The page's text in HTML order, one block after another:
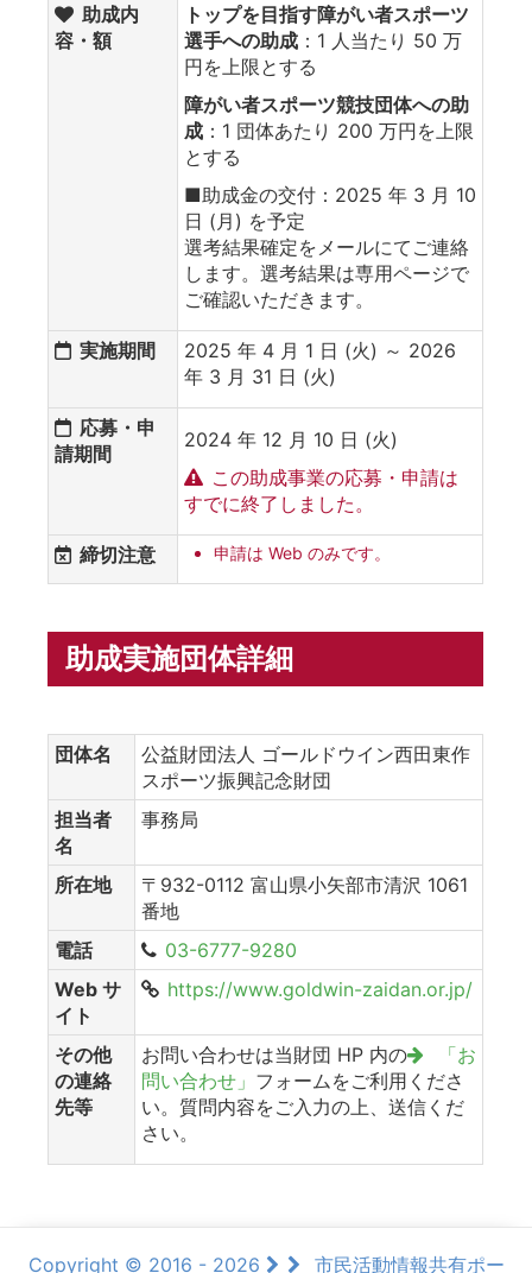
助成内
容・額
トップを目指す障がい者スポーツ
選手への助成 ：1 人当たり 50 万
円を上限とする
障がい者スポーツ競技団体への助
成 ：1 団体あたり 200 万円を上限
とする
■助成金の交付：2025 年 3 月 10
日 (月) を予定
選考結果確定をメールにてご連絡
します。選考結果は専用ページで
ご確認いただきます。
実施期間
2025 年 4 月 1 日 (火) ～ 2026
年 3 月 31 日 (火)
応募・申
請期間
2024 年 12 月 10 日 (火)
この助成事業の応募・申請は
すでに終了しました。
締切注意 申請は Web のみです。
助成実施団体詳細
団体名
公益財団法人 ゴールドウイン西田東作
スポーツ振興記念財団
担当者
名
事務局
所在地
〒932-0112 富山県小矢部市清沢 1061
番地
電話
03-6777-9280
Web サ
イト
https://www.goldwin-zaidan.or.jp/
その他
の連絡
先等
お問い合わせは当財団 HP 内の
「お
問い合わせ」 フォームをご利用くださ
い。質問内容をご入力の上、送信くだ
さい。
Copyright © 2016 - 2026 市民活動情報共有ポー